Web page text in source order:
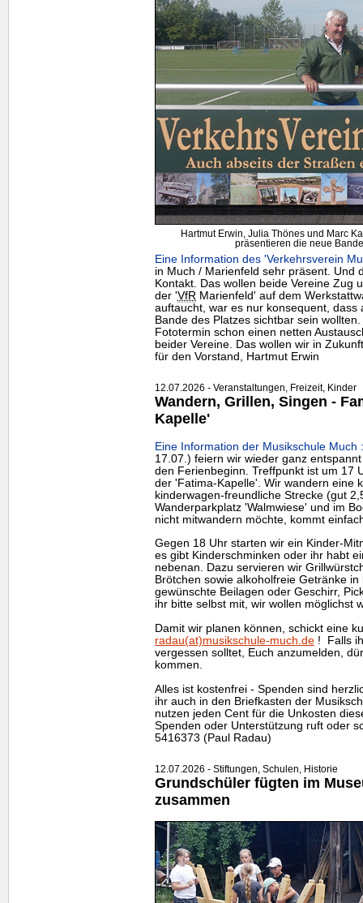
Hartmut Erwin, Julia Thönes und Marc
präsentieren die neue
Eine Information des 'Verkehrsverein
in Much / Marienfeld sehr präsent. Und
Kontakt. Das wollen beide Vereine Zug
der 'VfR Marienfeld' auf dem
auftaucht, war es nur konsequent, dass
Bande des Platzes sichtbar sein
Fototermin schon einen netten
beider Vereine. Das wollen wir in
für den Vorstand, Hartmut Erwin
12.07.2026 - Veranstaltungen, Freizeit, Kinder
Wandern, Grillen, Singen -
Kapelle'
Eine Information der Musikschule Much :
17.07.) feiern wir wieder ganz
den Ferienbeginn. Treffpunkt ist um 17
der 'Fatima-Kapelle'. Wir wandern eine
kinderwagen-freundliche Strecke (gut
Wanderparkplatz 'Walmwiese' und im
nicht mitwandern möchte, kommt
Gegen 18 Uhr starten wir ein Kinder-
es gibt Kinderschminken oder ihr habt
nebenan. Dazu servieren wir
Brötchen sowie alkoholfreie Getränke
gewünschte Beilagen oder Geschirr,
ihr bitte selbst mit, wir wollen möglichst
Damit wir planen können, schickt eine
radau(at)musikschule-much.de ! Falls
vergessen solltet, Euch anzumelden,
kommen.
Alles ist kostenfrei - Spenden sind
ihr auch in den Briefkasten der
nutzen jeden Cent für die Unkosten
Spenden oder Unterstützung ruft oder
5416373 (Paul Radau)
12.07.2026 - Stiftungen, Schulen, Historie
Grundschüler fügten im
zusammen